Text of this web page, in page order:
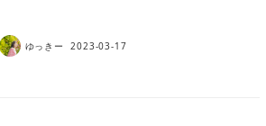
ゆっきー 2023-03-17